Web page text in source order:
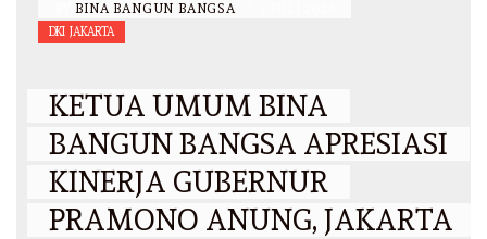
BINA BANGUN BANGSA
DKI JAKARTA
KETUA UMUM BINA
BANGUN BANGSA APRESIASI
KINERJA GUBERNUR
PRAMONO ANUNG, JAKARTA